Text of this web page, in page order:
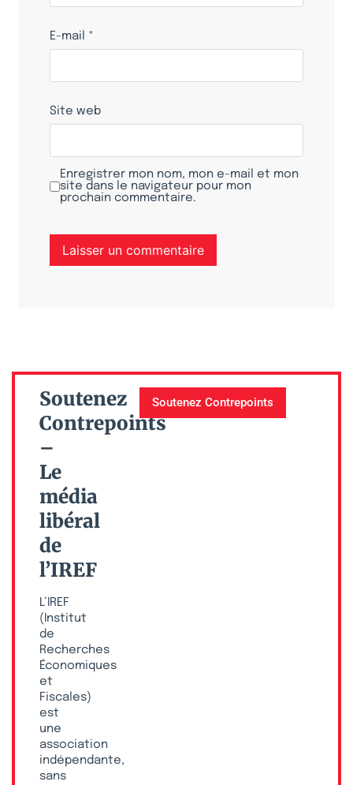
E-mail *
Site web
Enregistrer mon nom, mon e-mail et mon
site dans le navigateur pour mon
prochain commentaire.
Soutenez
Contrepoints
–
Le
média
libéral
de
l’IREF
L’IREF
(Institut
de
Recherches
Économiques
et
Fiscales)
est
une
association
indépendante,
sans
Soutenez Contrepoints